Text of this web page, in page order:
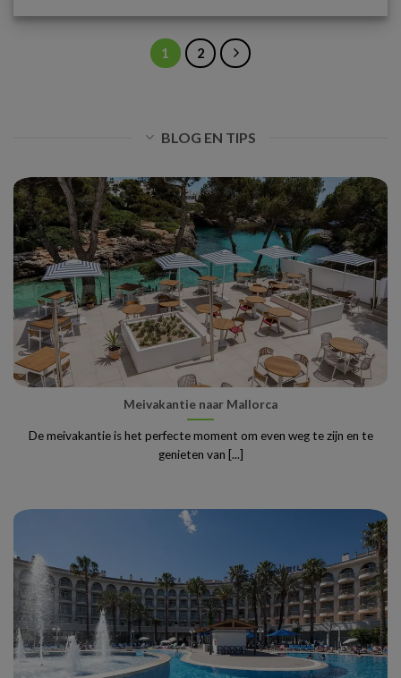
1 2
BLOG EN TIPS
Meivakantie naar Mallorca
De meivakantie is het perfecte moment om even weg te zijn en te
genieten van [...]